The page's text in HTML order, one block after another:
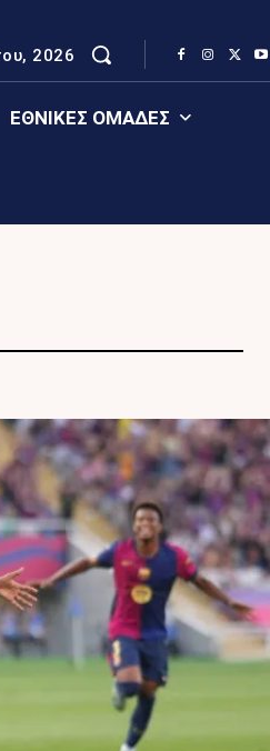
2026
ΕΘΝΙΚΈΣ ΟΜΆΔΕΣ